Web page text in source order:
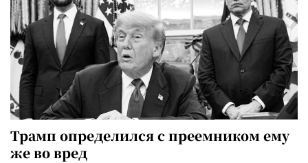
Трамп определился с преемником ему
же во вред